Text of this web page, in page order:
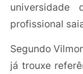
profissional
Segundo
já trouxe